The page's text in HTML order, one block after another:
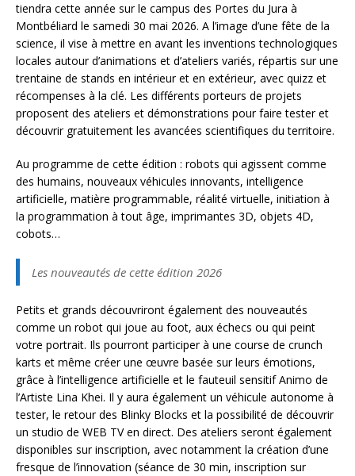
tiendra cette année sur le campus des Portes du Jura à
Montbéliard le samedi 30 mai 2026. A l’image d’une fête de la
science, il vise à mettre en avant les inventions technologiques
locales autour d’animations et d’ateliers variés, répartis sur une
trentaine de stands en intérieur et en extérieur, avec quizz et
récompenses à la clé. Les différents porteurs de projets
proposent des ateliers et démonstrations pour faire tester et
découvrir gratuitement les avancées scientifiques du territoire.
Au programme de cette édition : robots qui agissent comme
des humains, nouveaux véhicules innovants, intelligence
artificielle, matière programmable, réalité virtuelle, initiation à
la programmation à tout âge, imprimantes 3D, objets 4D,
cobots…
Les nouveautés de cette édition 2026
Petits et grands découvriront également des nouveautés
comme un robot qui joue au foot, aux échecs ou qui peint
votre portrait. Ils pourront participer à une course de crunch
karts et même créer une œuvre basée sur leurs émotions,
grâce à l’intelligence artificielle et le fauteuil sensitif Animo de
l’Artiste Lina Khei. Il y aura également un véhicule autonome à
tester, le retour des Blinky Blocks et la possibilité de découvrir
un studio de WEB TV en direct. Des ateliers seront également
disponibles sur inscription, avec notamment la création d’une
fresque de l’innovation (séance de 30 min, inscription sur